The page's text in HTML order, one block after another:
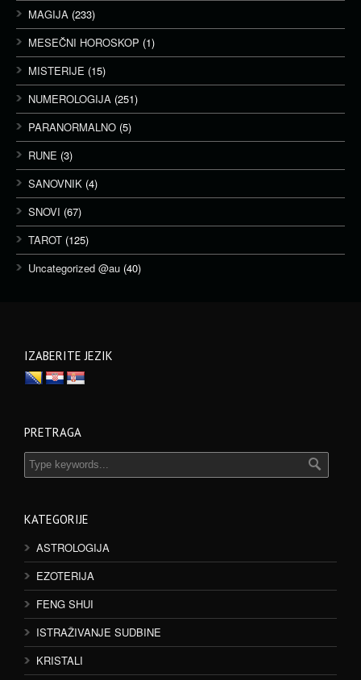
MAGIJA (233)
MESEČNI HOROSKOP (1)
MISTERIJE (15)
NUMEROLOGIJA (251)
PARANORMALNO (5)
RUNE (3)
SANOVNIK (4)
SNOVI (67)
TAROT (125)
Uncategorized @au (40)
IZABERITE JEZIK
PRETRAGA
KATEGORIJE
ASTROLOGIJA
EZOTERIJA
FENG SHUI
ISTRAŽIVANJE SUDBINE
KRISTALI